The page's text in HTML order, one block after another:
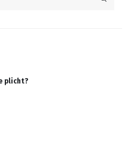
plicht?